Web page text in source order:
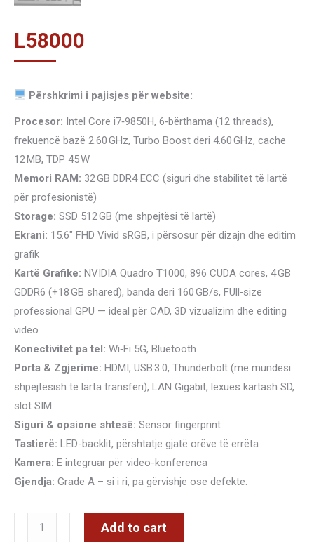
L58000
Përshkrimi i pajisjes për website:
Procesor: Intel Core i7‑9850H, 6‑bërthama (12 threads),
frekuencë bazë 2.60 GHz, Turbo Boost deri 4.60 GHz, cache
12 MB, TDP 45 W
Memori RAM: 32 GB DDR4 ECC (siguri dhe stabilitet të lartë
për profesionistë)
Storage: SSD 512 GB (me shpejtësi të lartë)
Ekrani: 15.6″ FHD Vivid sRGB, i përsosur për dizajn dhe editim
grafik
Kartë Grafike: NVIDIA Quadro T1000, 896 CUDA cores, 4 GB
GDDR6 (+18 GB shared), banda deri 160 GB/s, FUll‑size
professional GPU — ideal për CAD, 3D vizualizim dhe editing
video
Konectivitet pa tel: Wi‑Fi 5G, Bluetooth
Porta & Zgjerime: HDMI, USB 3.0, Thunderbolt (me mundësi
shpejtësish të larta transferi), LAN Gigabit, lexues kartash SD,
slot SIM
Siguri & opsione shtesë: Sensor fingerprint
Tastierë: LED-backlit, përshtatje gjatë orëve të errëta
Kamera: E integruar për video-konferenca
Gjendja: Grade A – si i ri, pa gërvishje ose defekte.
Add to cart